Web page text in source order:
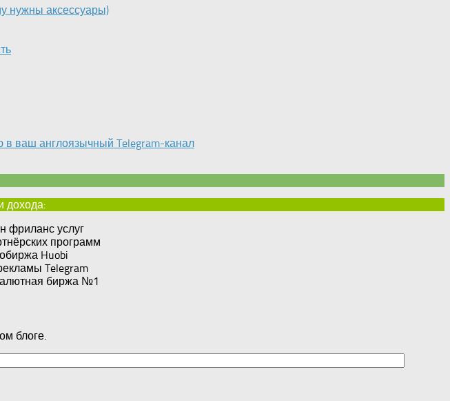
нужны аксессуары)
в ваш англоязычный Telegram-канал
дохода:
фриланс услуг
программ
Huobi
Telegram
биржа №1
блоге.